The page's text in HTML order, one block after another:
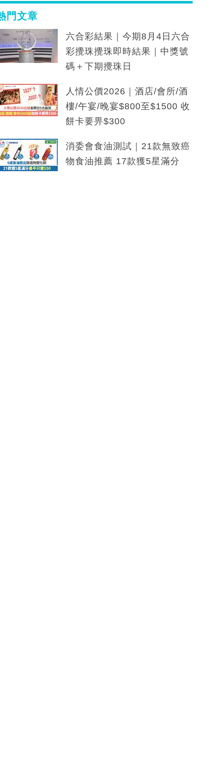
門文章
六合彩結果｜今期8月4日六合
彩攪珠攪珠即時結果｜中獎號
碼＋下期攪珠日
人情公價2026｜酒店/會所/酒
樓/午宴/晚宴$800至$1500 收
餅卡要畀$300
消委會食油測試｜21款無致癌
物食油推薦 17款獲5星滿分